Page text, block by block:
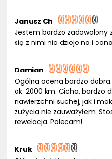
Janusz Ch
Jestem bardzo zadowolony
się z nimi nie dzieje no i
Damian
Ogólna ocena bardzo
ok. 2000 km. Cicha, bardzo
nawierzchni suchej, jak i
zużycia nie zauważyłem.
rewelacja. Polecam!
Kruk